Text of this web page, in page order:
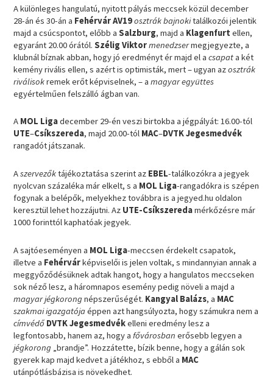
A különleges hangulatú, nyitott pályás meccsek közül december
28-án és 30-án a Fehérvár AV19osztrák bajnokitalálkozói jelentik
majd a csúcspontot, előbb aSalzburg, majd a Klagenfurt ellen,
egyaránt 20.00 órától.Szélig Viktormenedzsermegjegyezte, a
klubnál bíznak abban, hogy jó eredményt ér majd el acsapata két
kemény rivális ellen, s azért is optimisták, mert – ugyan azosztrák
riválisokremek erőt képviselnek, – amagyar együttes
egyértelműen felszálló ágban van.
A MOL Ligadecember 29-én veszi birtokba a jégpályát: 16.00-tól
UTE–Csíkszereda, majd 20.00-tól MAC–DVTK Jegesmedvék
rangadót játszanak.
Aszervezőktájékoztatása szerint az EBEL-találkozókra a jegyek
nyolcvan százaléka már elkelt, s a MOL Liga-rangadókra is szépen
fogynak a belépők, melyekhez továbbra is a jegyed.hu oldalon
keresztül lehet hozzájutni. Az UTE-Csíkszeredamérkőzésre már
1000 forinttól kaphatóak jegyek.
A sajtóeseményen a MOL Liga-meccsen érdekelt csapatok,
illetve a Fehérvárképviselői is jelen voltak, s mindannyian annak a
meggyőződésüknek adtak hangot, hogy a hangulatos meccseken
sok néző lesz, a háromnapos esemény pedig növeli a majd a
magyar jégkorongnépszerűségét. Kangyal Balázs, a MAC
szakmai igazgatójaéppen azt hangsúlyozta, hogy számukra nem a
címvédő DVTK Jegesmedvékelleni eredmény lesz a
legfontosabb, hanem az, hogy a fővárosban erősebb legyen a
jégkorong „brandje”. Hozzátette, bízik benne, hogy a gálán sok
gyerek kap majd kedvet a játékhoz, s ebből a MAC
utánpótlásbázisa is növekedhet.